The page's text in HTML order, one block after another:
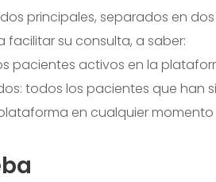
principales, separados en
su consulta, a saber:
pacientes activos en la
todos los pacientes que han
en cualquier momento